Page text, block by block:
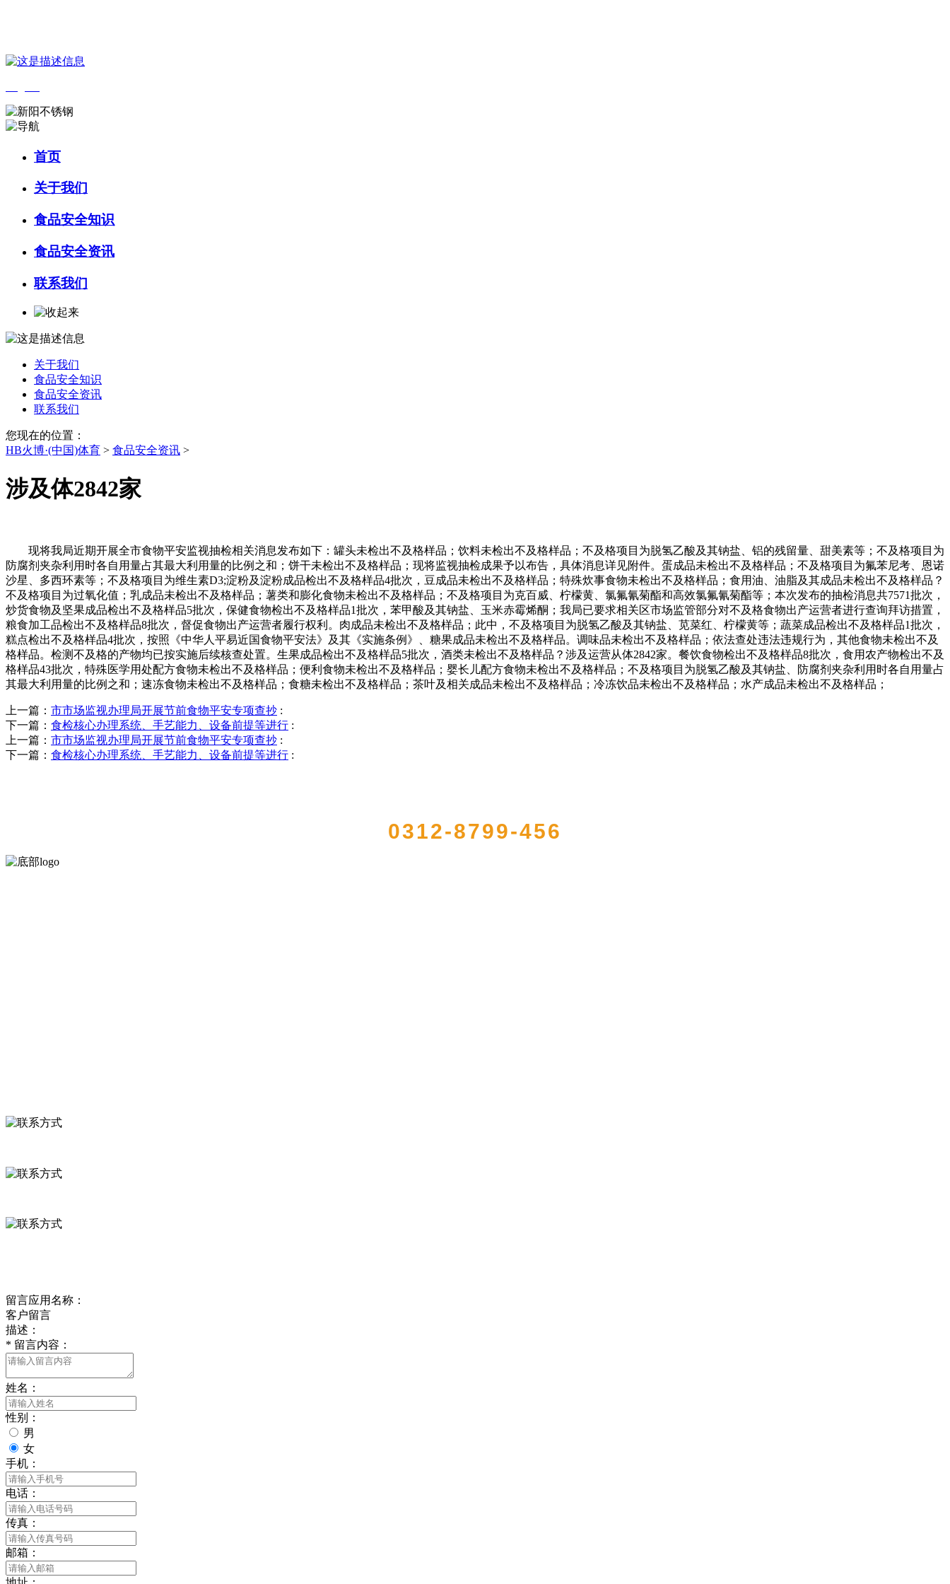
首页
关于我们
食品安全知识
食品安全资讯
联系我们
关于我们
食品安全知识
食品安全资讯
联系我们
您现在的位置：
HB火博·(中国)体育 > 食品安全资讯 >
涉及体2842家
现将我局近期开展全市食物平安监视抽检相关消息发布如下：罐头未检出不及格样品；饮料未检出不及格样品；不及格项目为脱氢乙酸及其钠盐、铝的残留量、甜美素等；不及格项目为
防腐剂夹杂利用时各自用量占其最大利用量的比例之和；饼干未检出不及格样品；现将监视抽检成果予以布告，具体消息详见附件。蛋成品未检出不及格样品；不及格项目为氟苯尼考、恩诺
沙星、多西环素等；不及格项目为维生素D3;淀粉及淀粉成品检出不及格样品4批次，豆成品未检出不及格样品；特殊炊事食物未检出不及格样品；食用油、油脂及其成品未检出不及格样品？
不及格项目为过氧化值；乳成品未检出不及格样品；薯类和膨化食物未检出不及格样品；不及格项目为克百威、柠檬黄、氯氟氰菊酯和高效氯氟氰菊酯等；本次发布的抽检消息共7571批次，
炒货食物及坚果成品检出不及格样品5批次，保健食物检出不及格样品1批次，苯甲酸及其钠盐、玉米赤霉烯酮；我局已要求相关区市场监管部分对不及格食物出产运营者进行查询拜访措置，
粮食加工品检出不及格样品8批次，督促食物出产运营者履行权利。肉成品未检出不及格样品；此中，不及格项目为脱氢乙酸及其钠盐、苋菜红、柠檬黄等；蔬菜成品检出不及格样品1批次，
糕点检出不及格样品4批次，按照《中华人平易近国食物平安法》及其《实施条例》、糖果成品未检出不及格样品。调味品未检出不及格样品；依法查处违法违规行为，其他食物未检出不及
格样品。检测不及格的产物均已按实施后续核查处置。生果成品检出不及格样品5批次，酒类未检出不及格样品？涉及运营从体2842家。餐饮食物检出不及格样品8批次，食用农产物检出不及
格样品43批次，特殊医学用处配方食物未检出不及格样品；便利食物未检出不及格样品；婴长儿配方食物未检出不及格样品；不及格项目为脱氢乙酸及其钠盐、防腐剂夹杂利用时各自用量占
其最大利用量的比例之和；速冻食物未检出不及格样品；食糖未检出不及格样品；茶叶及相关成品未检出不及格样品；冷冻饮品未检出不及格样品；水产成品未检出不及格样品；
上一篇： 市市场监视办理局开展节前食物平安专项查抄 :
下一篇： 食检核心办理系统、手艺能力、设备前提等进行 :
上一篇： 市市场监视办理局开展节前食物平安专项查抄 :
下一篇： 食检核心办理系统、手艺能力、设备前提等进行 :
0312-8799-456
留言应用名称：
客户留言
描述：
* 留言内容：
姓名：
性别：
男
女
手机：
电话：
传真：
邮箱：